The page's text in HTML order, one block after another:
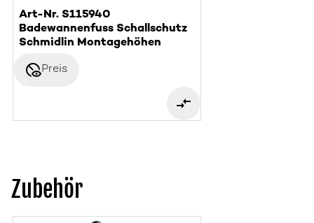
Art-Nr. S115940
Badewannenfuss Schallschutz
Schmidlin Montagehöhen
disabled_visiblePreis
Zubehör